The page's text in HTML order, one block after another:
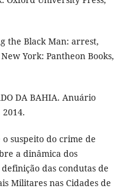
the Black Man: arrest,
York: Pantheon Books,
DA BAHIA. Anuário
o suspeito do crime de
a dinâmica dos
das condutas de
Militares nas Cidades de